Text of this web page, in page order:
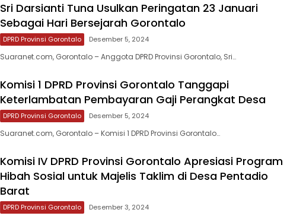
Sri Darsianti Tuna Usulkan Peringatan 23 Januari
Sebagai Hari Bersejarah Gorontalo
DPRD Provinsi Gorontalo Desember 5, 2024
Suaranet.com, Gorontalo – Anggota DPRD Provinsi Gorontalo, Sri…
Komisi 1 DPRD Provinsi Gorontalo Tanggapi
Keterlambatan Pembayaran Gaji Perangkat Desa
DPRD Provinsi Gorontalo Desember 5, 2024
Suaranet.com, Gorontalo – Komisi 1 DPRD Provinsi Gorontalo…
Komisi IV DPRD Provinsi Gorontalo Apresiasi Program
Hibah Sosial untuk Majelis Taklim di Desa Pentadio
Barat
DPRD Provinsi Gorontalo Desember 3, 2024